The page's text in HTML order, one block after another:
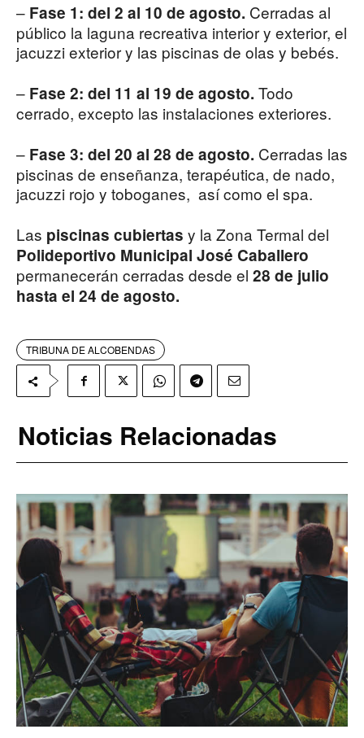
– Fase 1: del 2 al 10 de agosto. Cerradas al
público la laguna recreativa interior y exterior, el
jacuzzi exterior y las piscinas de olas y bebés.
– Fase 2: del 11 al 19 de agosto. Todo
cerrado, excepto las instalaciones exteriores.
– Fase 3: del 20 al 28 de agosto. Cerradas las
piscinas de enseñanza, terapéutica, de nado,
jacuzzi rojo y toboganes, así como el spa.
Las piscinas cubiertas y la Zona Termal del
Polideportivo Municipal José Caballero
permanecerán cerradas desde el 28 de julio
hasta el 24 de agosto.
TRIBUNA DE ALCOBENDAS
Noticias Relacionadas